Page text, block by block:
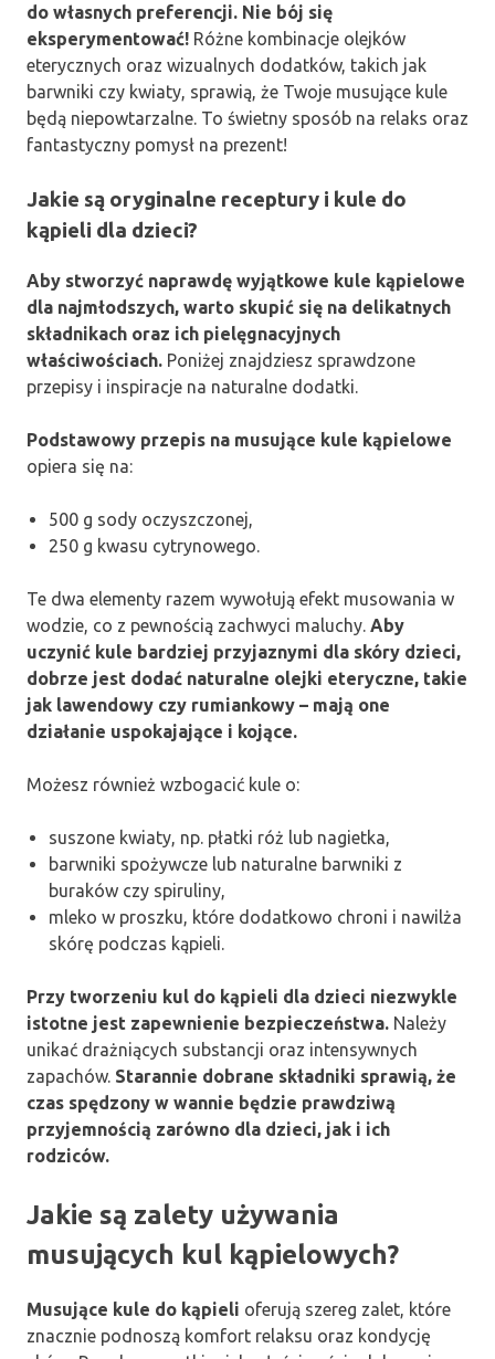
do własnych preferencji. Nie bój się
eksperymentować! Różne kombinacje olejków
eterycznych oraz wizualnych dodatków, takich jak
barwniki czy kwiaty, sprawią, że Twoje musujące kule
będą niepowtarzalne. To świetny sposób na relaks oraz
fantastyczny pomysł na prezent!
Jakie są oryginalne receptury i kule do
kąpieli dla dzieci?
Aby stworzyć naprawdę wyjątkowe kule kąpielowe
dla najmłodszych, warto skupić się na delikatnych
składnikach oraz ich pielęgnacyjnych
właściwościach. Poniżej znajdziesz sprawdzone
przepisy i inspiracje na naturalne dodatki.
Podstawowy przepis na musujące kule kąpielowe
opiera się na:
500 g sody oczyszczonej,
250 g kwasu cytrynowego.
Te dwa elementy razem wywołują efekt musowania w
wodzie, co z pewnością zachwyci maluchy. Aby
uczynić kule bardziej przyjaznymi dla skóry dzieci,
dobrze jest dodać naturalne olejki eteryczne, takie
jak lawendowy czy rumiankowy – mają one
działanie uspokajające i kojące.
Możesz również wzbogacić kule o:
suszone kwiaty, np. płatki róż lub nagietka,
barwniki spożywcze lub naturalne barwniki z
buraków czy spiruliny,
mleko w proszku, które dodatkowo chroni i nawilża
skórę podczas kąpieli.
Przy tworzeniu kul do kąpieli dla dzieci niezwykle
istotne jest zapewnienie bezpieczeństwa. Należy
unikać drażniących substancji oraz intensywnych
zapachów. Starannie dobrane składniki sprawią, że
czas spędzony w wannie będzie prawdziwą
przyjemnością zarówno dla dzieci, jak i ich
rodziców.
Jakie są zalety używania
musujących kul kąpielowych?
Musujące kule do kąpieli oferują szereg zalet, które
znacznie podnoszą komfort relaksu oraz kondycję